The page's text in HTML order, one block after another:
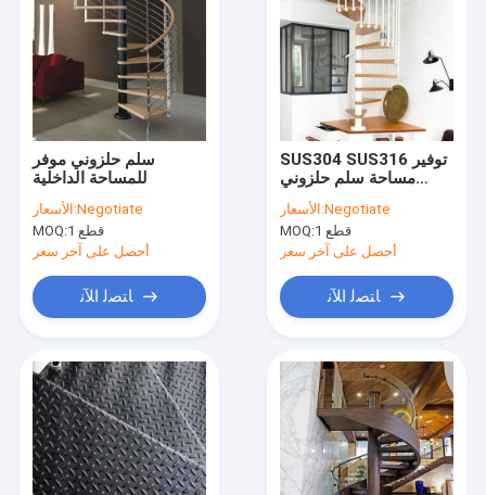
سلم حلزوني موفر
للمساحة الداخلية
الأسعار:Negotiate
MOQ:
1 قطع
أحصل على آخر سعر
ﺎﺘﺼﻟ ﺍﻶﻧ
SUS304 SUS316 توفير
مساحة سلم حلزوني
مخصص سلالم معدنية
للمساحات الصغيرة
الأسعار:Negotiate
MOQ:
1 قطع
أحصل على آخر سعر
ﺎﺘﺼﻟ ﺍﻶﻧ